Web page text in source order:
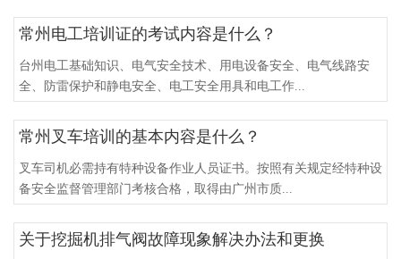
常州电工培训证的考试内容是什么？
台州电工基础知识、电气安全技术、用电设备安全、电气线路安
全、防雷保护和静电安全、电工安全用具和电工作...
常州叉车培训的基本内容是什么？
叉车司机必需持有特种设备作业人员证书。按照有关规定经特种设
备安全监督管理部门考核合格，取得由广州市质...
关于挖掘机排气阀故障现象解决办法和更换